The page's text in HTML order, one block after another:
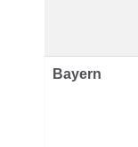
Bayern